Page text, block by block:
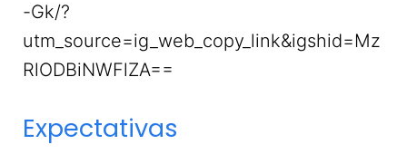
-Gk/?
utm_source=ig_web_copy_link&igshid=Mz
RlODBiNWFlZA==
Expectativas